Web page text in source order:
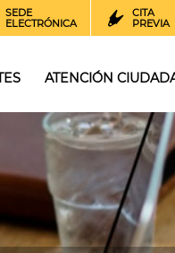
SEDE
ELECTRÓNICA
CITA
PREVIA
ATENCIÓN